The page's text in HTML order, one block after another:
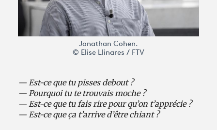
Jonathan Cohen.
© Elise Llinares / FTV
— Est-ce que tu pisses debout ?
— Pourquoi tu te trouvais moche ?
— Est-ce que tu fais rire pour qu’on t’apprécie ?
— Est-ce que ça t’arrive d’être chiant ?